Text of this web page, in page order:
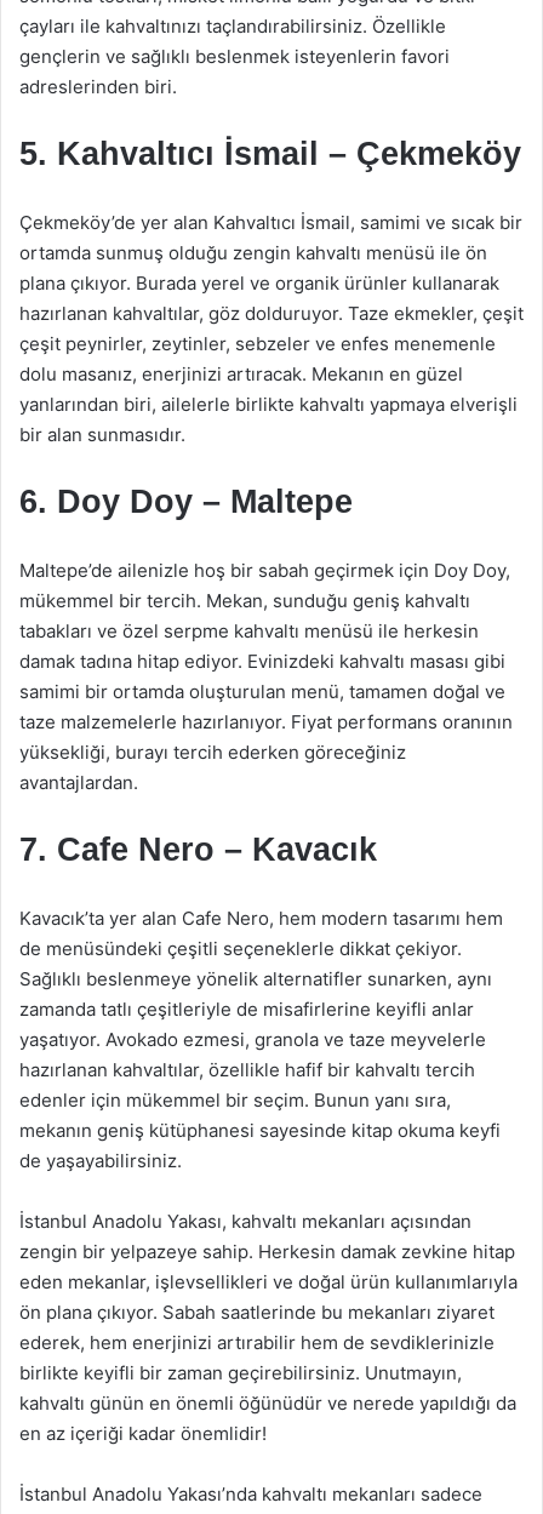
çayları ile kahvaltınızı taçlandırabilirsiniz. Özellikle
gençlerin ve sağlıklı beslenmek isteyenlerin favori
adreslerinden biri.
5. Kahvaltıcı İsmail – Çekmeköy
Çekmeköy’de yer alan Kahvaltıcı İsmail, samimi ve sıcak bir
ortamda sunmuş olduğu zengin kahvaltı menüsü ile ön
plana çıkıyor. Burada yerel ve organik ürünler kullanarak
hazırlanan kahvaltılar, göz dolduruyor. Taze ekmekler, çeşit
çeşit peynirler, zeytinler, sebzeler ve enfes menemenle
dolu masanız, enerjinizi artıracak. Mekanın en güzel
yanlarından biri, ailelerle birlikte kahvaltı yapmaya elverişli
bir alan sunmasıdır.
6. Doy Doy – Maltepe
Maltepe’de ailenizle hoş bir sabah geçirmek için Doy Doy,
mükemmel bir tercih. Mekan, sunduğu geniş kahvaltı
tabakları ve özel serpme kahvaltı menüsü ile herkesin
damak tadına hitap ediyor. Evinizdeki kahvaltı masası gibi
samimi bir ortamda oluşturulan menü, tamamen doğal ve
taze malzemelerle hazırlanıyor. Fiyat performans oranının
yüksekliği, burayı tercih ederken göreceğiniz
avantajlardan.
7. Cafe Nero – Kavacık
Kavacık’ta yer alan Cafe Nero, hem modern tasarımı hem
de menüsündeki çeşitli seçeneklerle dikkat çekiyor.
Sağlıklı beslenmeye yönelik alternatifler sunarken, aynı
zamanda tatlı çeşitleriyle de misafirlerine keyifli anlar
yaşatıyor. Avokado ezmesi, granola ve taze meyvelerle
hazırlanan kahvaltılar, özellikle hafif bir kahvaltı tercih
edenler için mükemmel bir seçim. Bunun yanı sıra,
mekanın geniş kütüphanesi sayesinde kitap okuma keyfi
de yaşayabilirsiniz.
İstanbul Anadolu Yakası, kahvaltı mekanları açısından
zengin bir yelpazeye sahip. Herkesin damak zevkine hitap
eden mekanlar, işlevsellikleri ve doğal ürün kullanımlarıyla
ön plana çıkıyor. Sabah saatlerinde bu mekanları ziyaret
ederek, hem enerjinizi artırabilir hem de sevdiklerinizle
birlikte keyifli bir zaman geçirebilirsiniz. Unutmayın,
kahvaltı günün en önemli öğünüdür ve nerede yapıldığı da
en az içeriği kadar önemlidir!
İstanbul Anadolu Yakası’nda kahvaltı mekanları sadece